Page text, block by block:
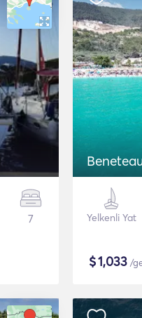
7 Yelkenli Yat
$1,033 /